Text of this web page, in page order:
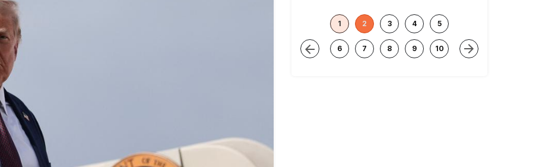
1 2 3 4 5
6 7 8 9 10